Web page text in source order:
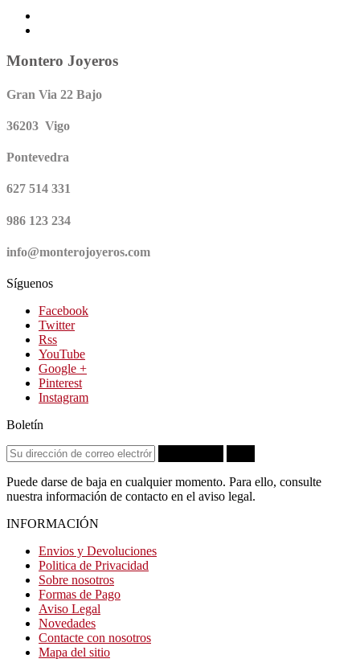
Montero Joyeros
Gran Via 22 Bajo
36203 Vigo
Pontevedra
627 514 331
986 123 234
info@monterojoyeros.com
Síguenos
Facebook
Twitter
Rss
YouTube
Google +
Pinterest
Instagram
Boletín
Puede darse de baja en cualquier momento. Para ello, consulte
nuestra información de contacto en el aviso legal.
INFORMACIÓN
Envios y Devoluciones
Politica de Privacidad
Sobre nosotros
Formas de Pago
Aviso Legal
Novedades
Contacte con nosotros
Mapa del sitio